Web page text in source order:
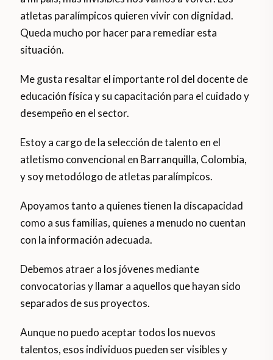
atletas paralímpicos quieren vivir con dignidad.
Queda mucho por hacer para remediar esta
situación.
Me gusta resaltar el importante rol del docente de
educación física y su capacitación para el cuidado y
desempeño en el sector.
Estoy a cargo de la selección de talento en el
atletismo convencional en Barranquilla, Colombia,
y soy metodólogo de atletas paralímpicos.
Apoyamos tanto a quienes tienen la discapacidad
como a sus familias, quienes a menudo no cuentan
con la información adecuada.
Debemos atraer a los jóvenes mediante
convocatorias y llamar a aquellos que hayan sido
separados de sus proyectos.
Aunque no puedo aceptar todos los nuevos
talentos, esos individuos pueden ser visibles y